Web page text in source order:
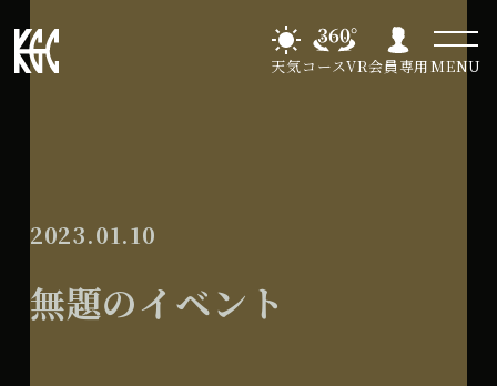
天気コースVR会員専用MENU
2023.01.10
無題のイベント